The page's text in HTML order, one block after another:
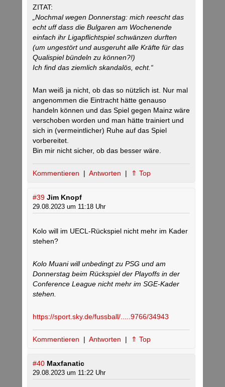
ZITAT:
„Nochmal wegen Donnerstag: mich reescht das
echt uff dass die Bulgaren am Wochenende
einfach ihr Ligapflichtspiel schwänzen durften
(um ungestört und ausgeruht alle Kräfte für das
Qualispiel bündeln zu können?!)
Ich find das ziemlich skandalös, echt.“
Man weiß ja nicht, ob das so nützlich ist. Nur mal
angenommen die Eintracht hätte genauso
handeln können und das Spiel gegen Mainz wäre
verschoben worden und man hätte trainiert und
sich in (vermeintlicher) Ruhe auf das Spiel
vorbereitet.
Bin mir nicht sicher, ob das besser wäre.
Kommentieren | Antworten | ⇑ Top
#39 Jim Knopf
29.08.2023 um 11:18 Uhr
Kolo will im UECL-Rückspiel nicht mehr im Kader
stehen?
Kolo Muani will unbedingt zu PSG und am
Donnerstag beim Rückspiel der Playoffs in der
Conference League nicht mehr im SGE-Kader
stehen.
https://sport.sky.de/fussball/.....9766/34943
Kommentieren | Antworten | ⇑ Top
#40 Maxfanatic
29.08.2023 um 11:22 Uhr